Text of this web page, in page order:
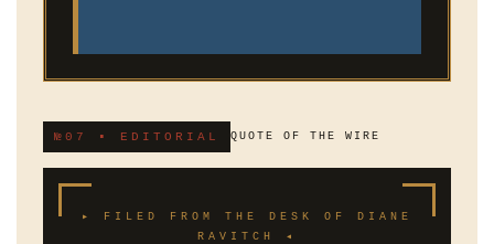
№07 ▪ EDITORIAL QUOTE OF THE WIRE
▸ FILED FROM THE DESK OF DIANE
RAVITCH ◂